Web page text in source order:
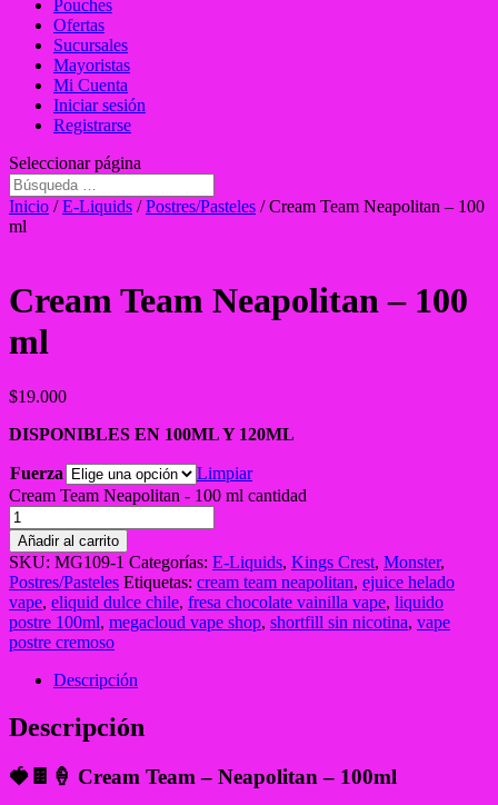
Pouches
Ofertas
Sucursales
Mayoristas
Mi Cuenta
Iniciar sesión
Registrarse
Seleccionar página
Inicio /E-Liquids /Postres/Pasteles / Cream Team Neapolitan – 100
ml
Cream Team Neapolitan – 100
ml
$19.000
DISPONIBLES EN 100ML Y 120ML
Fuerza
Limpiar
Cream Team Neapolitan - 100 ml cantidad
Añadir al carrito
SKU: MG109-1 Categorías: E-Liquids, Kings Crest, Monster,
Postres/Pasteles Etiquetas: cream team neapolitan, ejuice helado
vape, eliquid dulce chile, fresa chocolate vainilla vape, liquido
postre 100ml, megacloud vape shop, shortfill sin nicotina, vape
postre cremoso
Descripción
Descripción
🍓🍫🍦 Cream Team – Neapolitan – 100ml